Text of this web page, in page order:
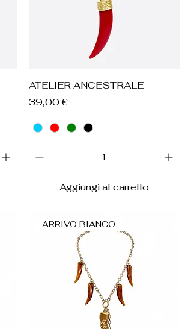
Vista rapida
ATELIER ANCESTRALE
Prezzo
39,00 €
Aggiungi al carrello
ARRIVO BIANCO